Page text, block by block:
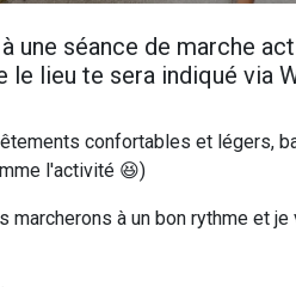
une séance de marche
le lieu te sera indiqué via
confortables et légers,
l'activité 😆)
marcherons à un bon rythme et